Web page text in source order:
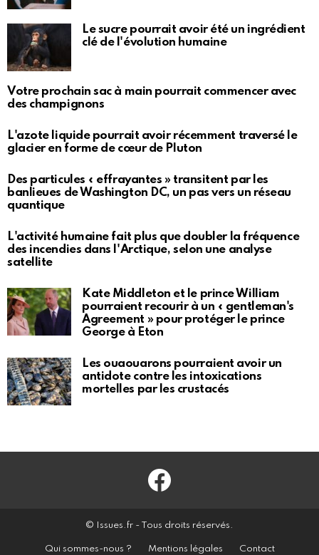
Le sucre pourrait avoir été un ingrédient
clé de l'évolution humaine
Votre prochain sac à main pourrait commencer avec
des champignons
L'azote liquide pourrait avoir récemment traversé le
glacier en forme de cœur de Pluton
Des particules « effrayantes » transitent par les
banlieues de Washington DC, un pas vers un réseau
quantique
L'activité humaine fait plus que doubler la fréquence
des incendies dans l'Arctique, selon une analyse
satellite
Kate Middleton et le prince William
pourraient recourir à un « gentleman's
Agreement » pour protéger le prince
George à Eton
Les ouaouarons pourraient avoir un
antidote contre les intoxications
mortelles par les crustacés
Facebook
© Issues.fr - Tous droits réservés.
Qui sommes-nous ? Mentions légales Contact